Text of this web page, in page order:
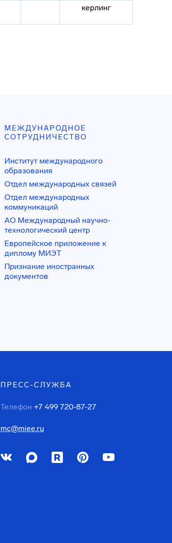
керлинг
МЕЖДУНАРОДНОЕ
СОТРУДНИЧЕСТВО
Институт международного
образования
Отдел международных связей
Отдел международных
коммуникаций
АО Международный научно-
технологический центр
Европейское приложение к
диплому МИЭТ
Признание иностранных
документов
ПРЕСС-СЛУЖБА
Телефон +7 499 720-87-27
mc@miee.ru